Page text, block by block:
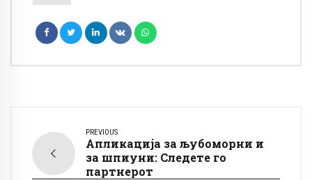
PREVIOUS
Апликација за љубоморни и
за шпиуни: Следете го
партнерот